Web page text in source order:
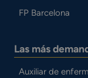
FP Barcelona
Las más
Auxiliar de